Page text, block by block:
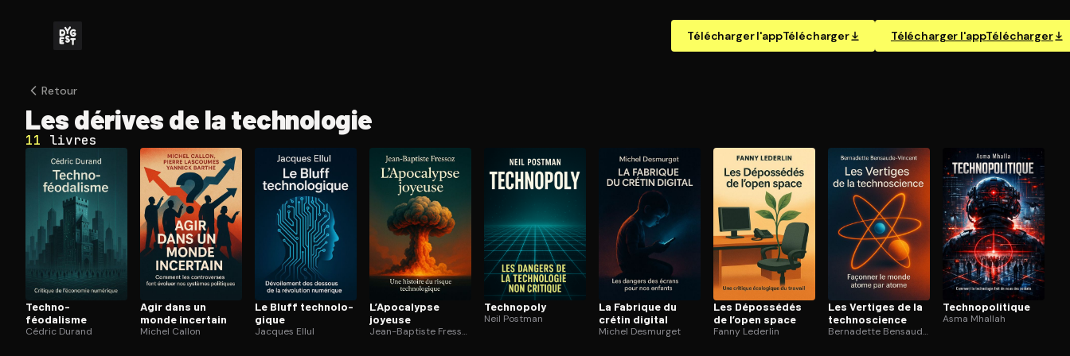
Télécharger l'appTélécharger Télécharger l'appTélécharger
Retour
Les dérives de la technologie
11 livres
Techno-
féodalisme
Cédric Durand
Agir dans un
monde incertain
Michel Callon
Le Bluff tech­no­lo­
gique
Jacques Ellul
L’Apocalypse
joyeuse
Jean-Baptiste Fressoz
Technopoly
Neil Postman
La Fabrique du
crétin digital
Michel Desmurget
Les Dépossédés
de l’open space
Fanny Lederlin
Les Vertiges de la
tech­nos­cience
Bernadette Bensaude-Vincent
Tech­no­po­li­tique
Asma Mhallah